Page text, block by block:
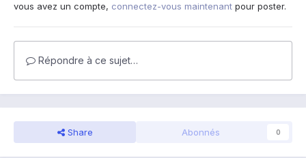
vous avez un compte, connectez-vous maintenant pour poster.
Répondre à ce sujet…
Share Abonnés 0